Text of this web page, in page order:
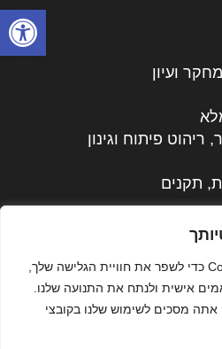
פתח
אנו משתמשים בקובצי Cookie כדי לשפר את חוויית הגלישה שלך,
אישית ולנתח את התנועה שלנו.
אתה מסכים לשימוש שלנו בקובצי
ועיון
ריהוט פיתוח וגינון
תקנים
מתקדמות